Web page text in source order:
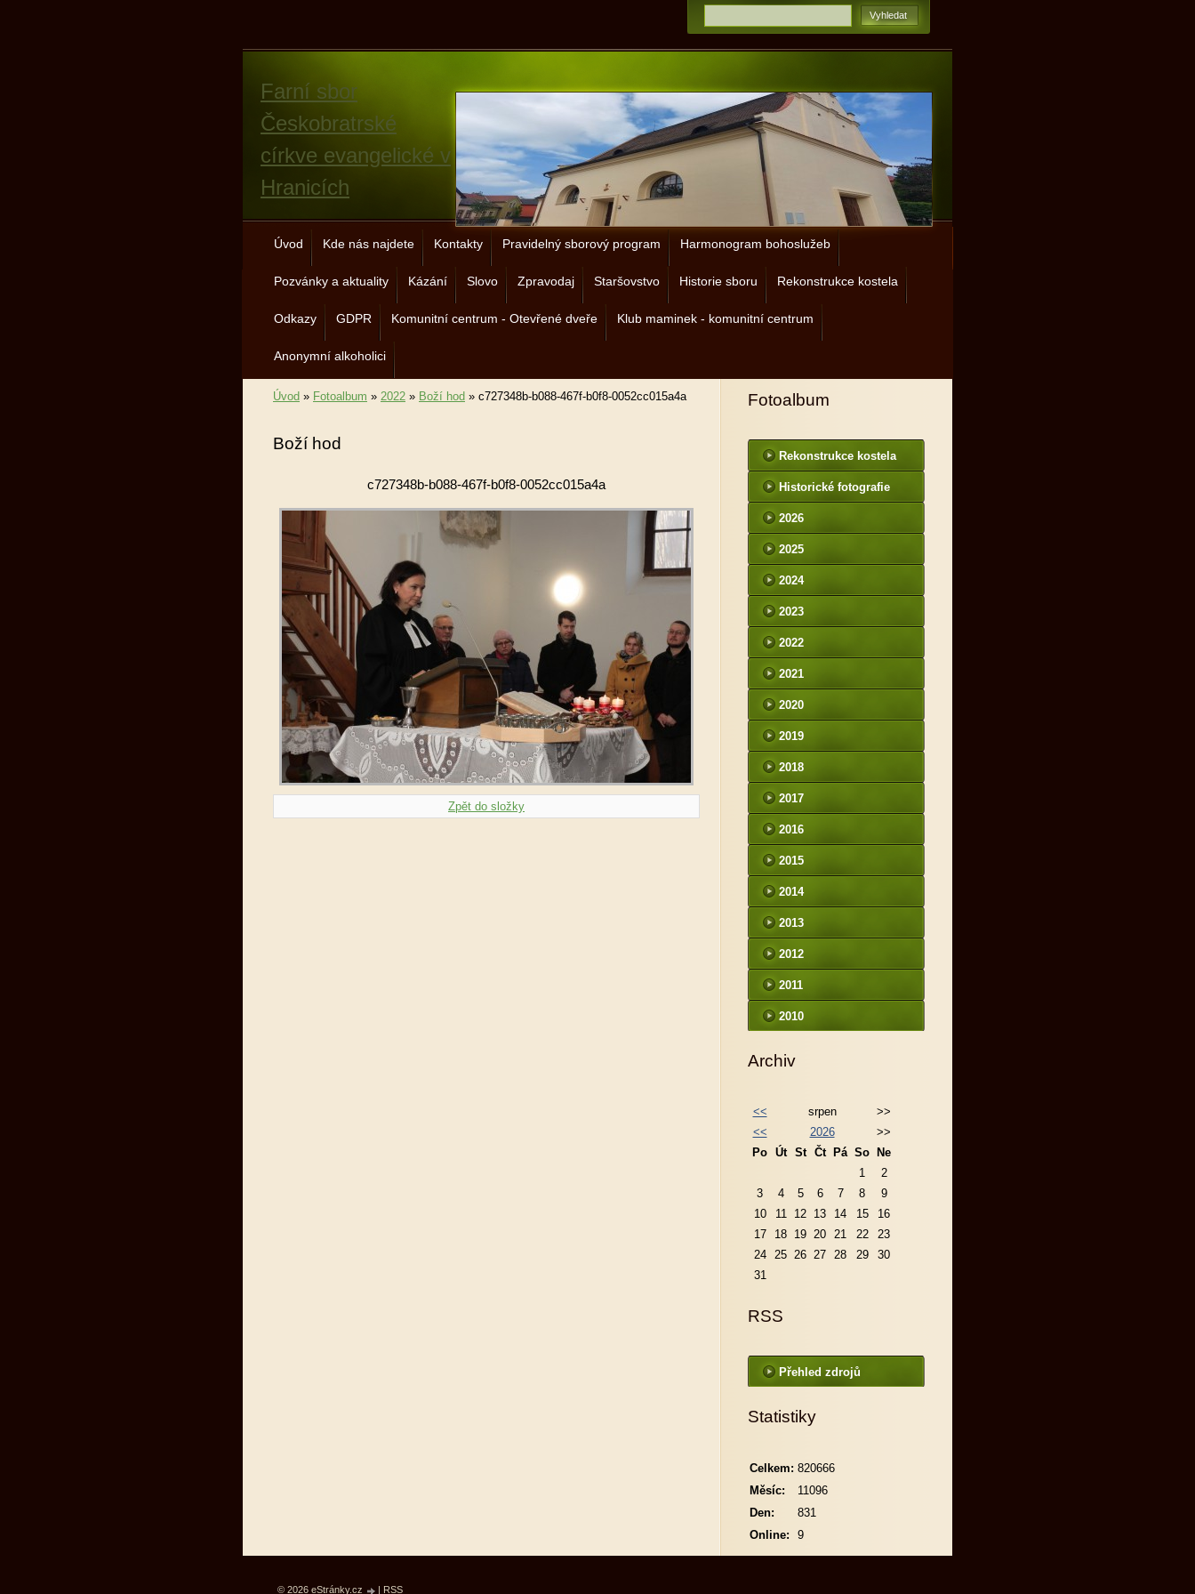
Farní sbor
Českobratrské
církve evangelické v
Hranicích
Úvod Kde nás najdete Kontakty Pravidelný sborový program Harmonogram bohoslužeb
Pozvánky a aktuality Kázání Slovo Zpravodaj Staršovstvo Historie sboru Rekonstrukce kostela
Odkazy GDPR Komunitní centrum - Otevřené dveře Klub maminek - komunitní centrum
Anonymní alkoholici
Úvod » Fotoalbum » 2022 » Boží hod » c727348b-b088-467f-b0f8-0052cc015a4a
Boží hod
c727348b-b088-467f-b0f8-0052cc015a4a
Zpět do složky
Fotoalbum
Rekonstrukce kostela
Historické fotografie
2026
2025
2024
2023
2022
2021
2020
2019
2018
2017
2016
2015
2014
2013
2012
2011
2010
Archiv
<< srpen
>>
<<
2026
>>
Po Út St Čt Pá So
Ne
1
2
3
4 5 6 7 8
9
10
11 12 13 14 15
16
17
18 19 20 21 22
23
24
25 26 27 28 29
30
31
RSS
Přehled zdrojů
Statistiky
Online: 9
Celkem: 820666
Měsíc:
11096
Den:
831
© 2026 eStránky.cz | RSS